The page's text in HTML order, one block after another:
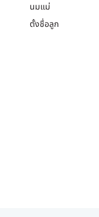
นมแม่
ตั้งชื่อลูก